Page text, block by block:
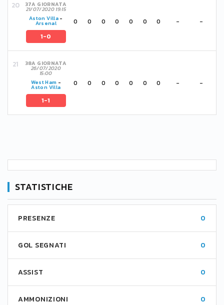
37A GIORNATA
21/07/2020 19:15
Aston Villa-
Arsenal
1-0
0 0 0 0 0 0 0 - -
38A GIORNATA
26/07/2020
15:00
West Ham -
Aston Villa
1-1
0 0 0 0 0 0 0 - -
STATISTICHE
PRESENZE 0
GOL SEGNATI 0
ASSIST 0
AMMONIZIONI 0